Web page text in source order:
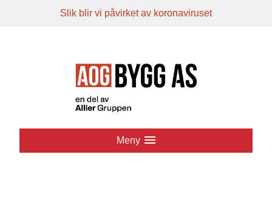
Slik blir vi påvirket av koronaviruset
Meny